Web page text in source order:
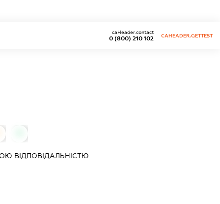
0 (800) 210 102
caHeader.contact
CAHEADER.GETTEST
ВІДПОВІДАЛЬНІСТЮ